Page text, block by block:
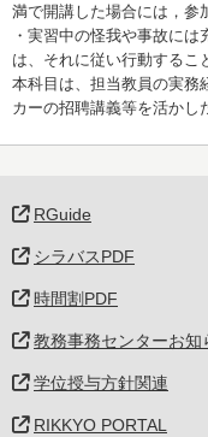
満で開講した場合には，参
・実習中の怪我や事故に
は、それに従い行動するこ
本科目は、担当教員の実務
カーの招聘講義等を活かし
RGuide
シラバスPDF
時間割PDF
教務事務センターお知
学位授与方針関連
RIKKYO PORTAL